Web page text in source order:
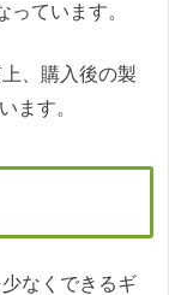
ています。
、購入後の製
ます。
なくできるギ